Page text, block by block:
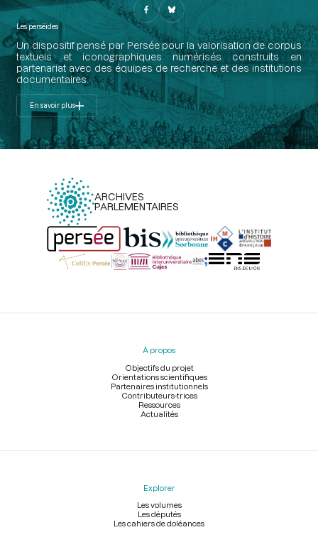
Les perséides
Un dispositif pensé par Persée pour la valorisation de corpus
textuels et iconographiques numérisés construits en
partenariat avec des équipes de recherche et des institutions
documentaires.
En savoir plus
ARCHIVES
PARLEMENTAIRES
Menu
À propos
Objectifs du projet
Orientations scientifiques
Partenaires institutionnels
Contributeurs-trices
Ressources
Actualités
Explorer
Les volumes
Les députés
Les cahiers de doléances